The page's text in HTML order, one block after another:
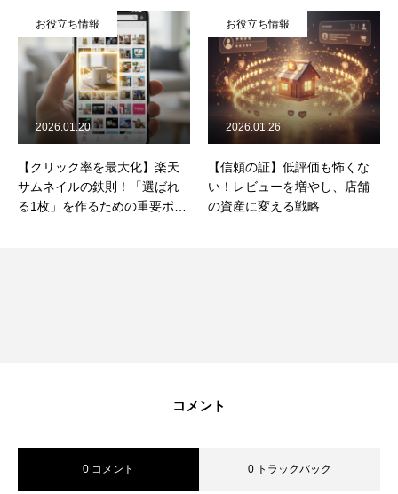
化】楽天
「選ばれ
重要ポイ
お役立ち情報
【信頼の証】低評価も怖くな
い！レビューを増やし、店舗
の資産に変える戦略
2026.01.26
お役立ち情報
【楽天出店】承認お
ございます！店舗オ
でにやるべき「作業
2026.01.08
コメント
0 コメント 0 トラックバック